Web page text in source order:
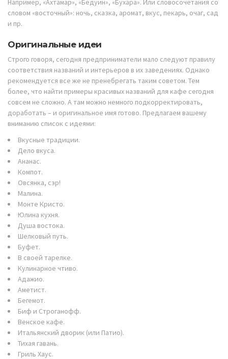
словом «восточный»: ночь, сказка, аромат, вкус, пекарь, очаг, сад
и пр.
Оригинальные идеи
Строго говоря, сегодня предприниматели мало следуют правилу
соответствия названий и интерьеров в их заведениях. Однако
рекомендуется все же не пренебрегать таким советом. Тем
более, что найти примеры красивых названий для кафе сегодня
совсем не сложно. А там можно немного подкорректировать,
доработать – и оригинальное имя готово. Предлагаем вашему
вниманию список с идеями:
Вкусные традиции.
Дело вкуса.
Ананас.
Компот.
Овсянка, сэр!
Малина.
Монте Кристо.
Юлина кухня.
Душа востока.
Шелковый путь.
Буфет.
В своей тарелке.
Кулинарное чтиво.
Адажио.
Аметист.
Бегемот.
Биф и Строганофф.
Венское кафе.
Итальянский дворик (или Патио).
Тихая гавань.
Гриль Хаус.